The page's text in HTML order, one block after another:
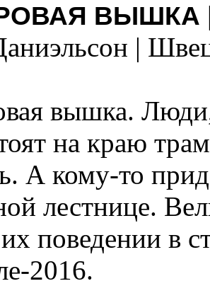
ВЫШКА
|
вышка.
на краю
А кому-то
лестнице.
поведении в
2016.